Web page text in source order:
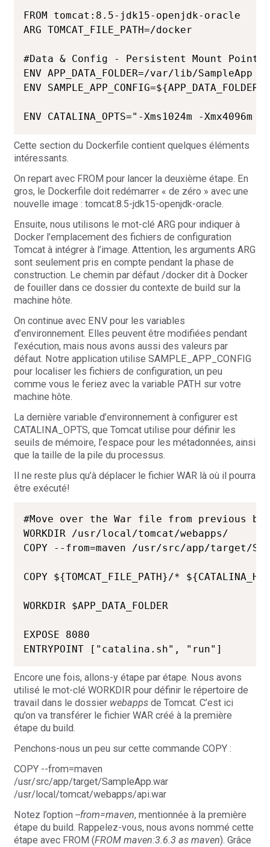
FROM tomcat:8.5-jdk15-openjdk-oracle
ARG TOMCAT_FILE_PATH=/docker
#Data & Config - Persistent Mount Point
ENV APP_DATA_FOLDER=/var/lib/SampleApp
ENV
Cette section du Dockerfile contient quelques éléments
intéressants.
On repart avec FROM pour lancer la deuxième étape. En
gros, le Dockerfile doit redémarrer « de zéro » avec une
nouvelle image : tomcat:8.5-jdk15-openjdk-oracle.
Ensuite, nous utilisons le mot-clé ARG pour indiquer à
Docker l’emplacement des fichiers de configuration
Tomcat à intégrer à l’image. Attention, les arguments ARG
sont seulement pris en compte pendant la phase de
construction. Le chemin par défaut /docker dit à Docker
de fouiller dans ce dossier du contexte de build sur la
machine hôte.
On continue avec ENV pour les variables
d’environnement. Elles peuvent être modifiées pendant
l’exécution, mais nous avons aussi des valeurs par
défaut. Notre application utilise SAMPLE_APP_CONFIG
pour localiser les fichiers de configuration, un peu
comme vous le feriez avec la variable PATH sur votre
machine hôte.
La dernière variable d’environnement à configurer est
CATALINA_OPTS, que Tomcat utilise pour définir les
seuils de mémoire, l’espace pour les métadonnées, ainsi
que la taille de la pile du processus.
Il ne reste plus qu’à déplacer le fichier WAR là où il pourra
être exécuté!
#Move over the War file from previous
WORKDIR /usr/local/tomcat/webapps/
COPY --from=maven /usr/src/app/target/
COPY ${TOMCAT_FILE_PATH}/*
WORKDIR $APP_DATA_FOLDER
EXPOSE 8080
ENTRYPOINT ["catalina.sh", "run"]
Encore une fois, allons-y étape par étape. Nous avons
utilisé le mot-clé WORKDIR pour définir le répertoire de
travail dans le dossier webappsde Tomcat. C’est ici
qu’on va transférer le fichier WAR créé à la première
étape du build.
Penchons-nous un peu sur cette commande COPY :
COPY --from=maven
/usr/src/app/target/SampleApp.war
/usr/local/tomcat/webapps/api.war
Notez l’option --from=maven, mentionnée à la première
étape du build. Rappelez-vous, nous avons nommé cette
étape avec FROM (FROM maven:3.6.3 as maven). Grâce